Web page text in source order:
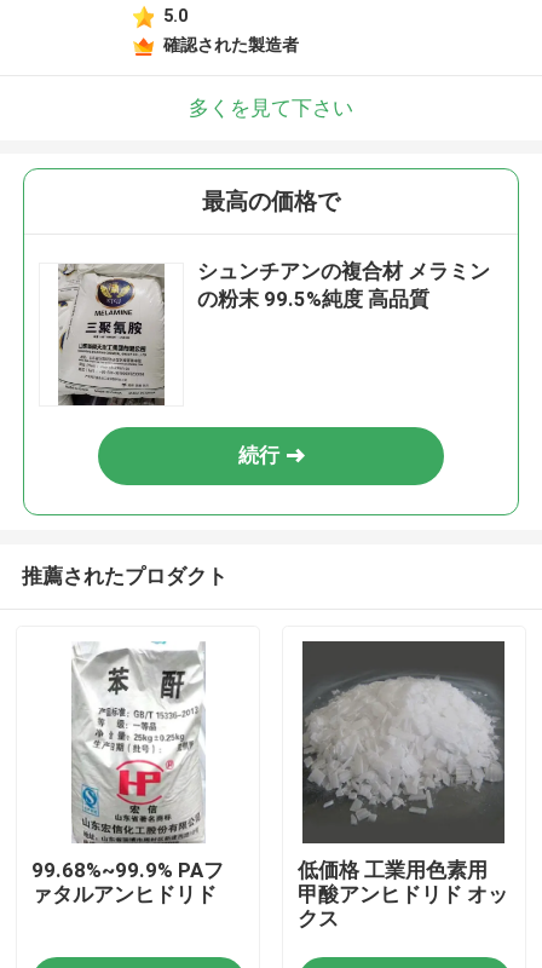
5.0
確認された製造者
多くを見て下さい
最高の価格で
シュンチアンの複合材 メラミン
の粉末 99.5%純度 高品質
続行
推薦されたプロダクト
99.68%~99.9% PAフ
ァタルアンヒドリド
低価格 工業用色素用
甲酸アンヒドリド オッ
クス